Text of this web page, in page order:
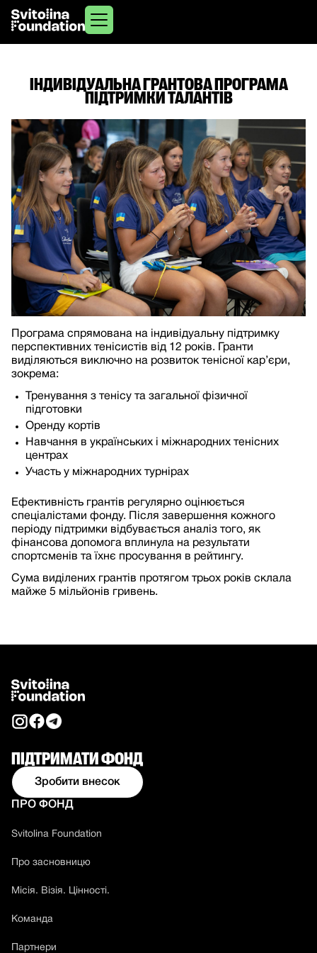
ІНДИВІДУАЛЬНА ГРАНТОВА ПРОГРАМА
ПІДТРИМКИ ТАЛАНТІВ
Програма спрямована на індивідуальну підтримку
перспективних тенісистів від 12 років. Гранти
виділяються виключно на розвиток тенісної кар’єри,
зокрема:
Тренування з тенісу та загальної фізичної
підготовки
Оренду кортів
Навчання в українських і міжнародних тенісних
центрах
Участь у міжнародних турнірах
Ефективність грантів регулярно оцінюється
спеціалістами фонду. Після завершення кожного
періоду підтримки відбувається аналіз того, як
фінансова допомога вплинула на результати
спортсменів та їхнє просування в рейтингу.
Сума виділених грантів протягом трьох років склала
майже 5 мільйонів гривень.
ПРО ФОНД
Svitolina Foundation
Про засновницю
Місія. Візія. Цінності.
Команда
Партнери
ПІДТРИМАТИ ФОНД
Зробити внесок